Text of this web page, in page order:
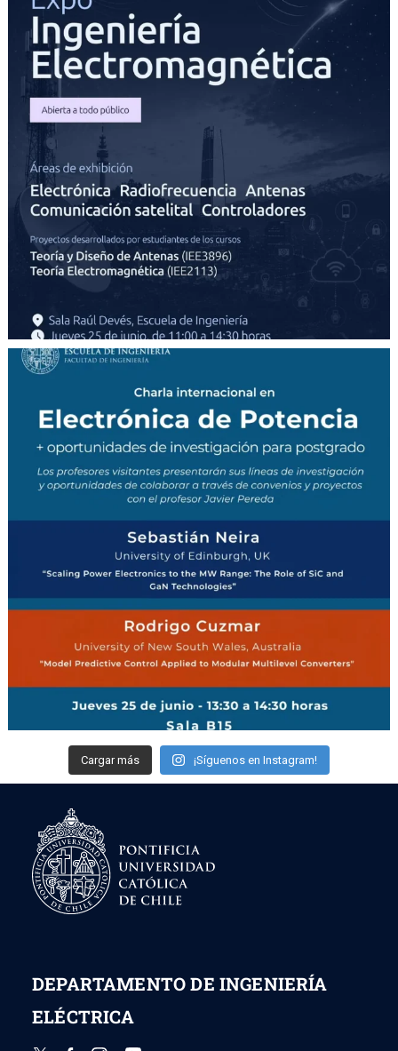
Cargar más ¡Síguenos en Instagram!
DEPARTAMENTO DE INGENIERÍA
ELÉCTRICA